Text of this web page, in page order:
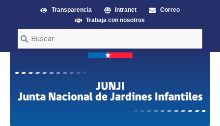
Transparencia Intranet
Correo
Trabaja con nosotros